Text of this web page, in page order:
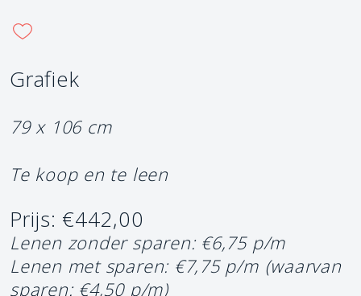
Grafiek
79 x 106 cm
Te koop en te leen
Prijs: €442,00
Lenen zonder sparen: €6,75 p/m
Lenen met sparen: €7,75 p/m (waarvan
sparen: €4,50 p/m)